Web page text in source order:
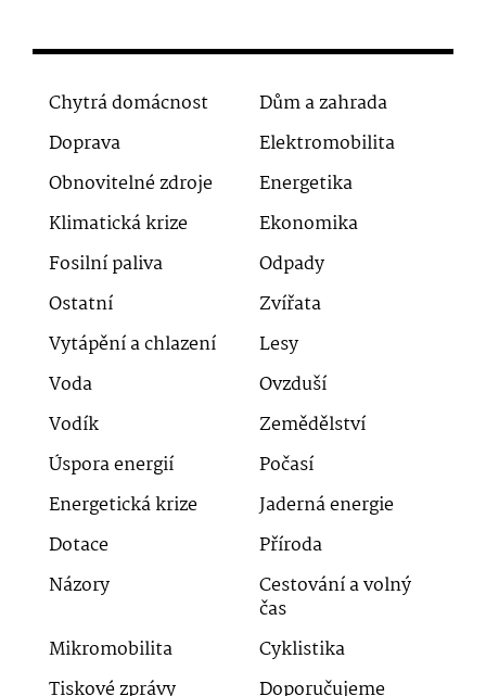
Chytrá domácnost
Dům a zahrada
Doprava
Elektromobilita
Obnovitelné zdroje
Energetika
Klimatická krize
Ekonomika
Fosilní paliva
Odpady
Ostatní
Zvířata
Vytápění a chlazení
Lesy
Voda
Ovzduší
Vodík
Zemědělství
Úspora energií
Počasí
Energetická krize
Jaderná energie
Dotace
Příroda
Názory
Cestování a volný
čas
Mikromobilita
Cyklistika